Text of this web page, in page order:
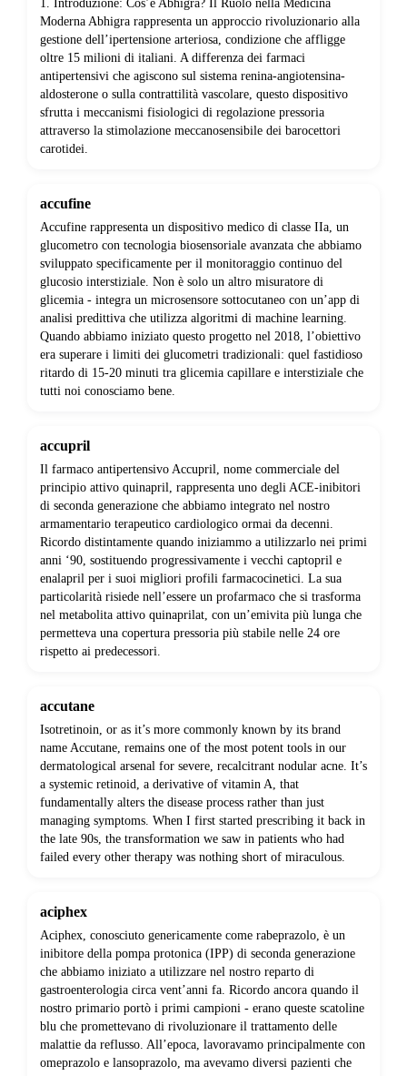
1. Introduzione: Cos’è Abhigra? Il Ruolo nella Medicina
Moderna Abhigra rappresenta un approccio rivoluzionario alla
gestione dell’ipertensione arteriosa, condizione che affligge
oltre 15 milioni di italiani. A differenza dei farmaci
antipertensivi che agiscono sul sistema renina-angiotensina-
aldosterone o sulla contrattilità vascolare, questo dispositivo
sfrutta i meccanismi fisiologici di regolazione pressoria
attraverso la stimolazione meccanosensibile dei barocettori
carotidei.
accufine
Accufine rappresenta un dispositivo medico di classe IIa, un
glucometro con tecnologia biosensoriale avanzata che abbiamo
sviluppato specificamente per il monitoraggio continuo del
glucosio interstiziale. Non è solo un altro misuratore di
glicemia - integra un microsensore sottocutaneo con un’app di
analisi predittiva che utilizza algoritmi di machine learning.
Quando abbiamo iniziato questo progetto nel 2018, l’obiettivo
era superare i limiti dei glucometri tradizionali: quel fastidioso
ritardo di 15-20 minuti tra glicemia capillare e interstiziale che
tutti noi conosciamo bene.
accupril
Il farmaco antipertensivo Accupril, nome commerciale del
principio attivo quinapril, rappresenta uno degli ACE-inibitori
di seconda generazione che abbiamo integrato nel nostro
armamentario terapeutico cardiologico ormai da decenni.
Ricordo distintamente quando iniziammo a utilizzarlo nei primi
anni ‘90, sostituendo progressivamente i vecchi captopril e
enalapril per i suoi migliori profili farmacocinetici. La sua
particolarità risiede nell’essere un profarmaco che si trasforma
nel metabolita attivo quinaprilat, con un’emivita più lunga che
permetteva una copertura pressoria più stabile nelle 24 ore
rispetto ai predecessori.
accutane
Isotretinoin, or as it’s more commonly known by its brand
name Accutane, remains one of the most potent tools in our
dermatological arsenal for severe, recalcitrant nodular acne. It’s
a systemic retinoid, a derivative of vitamin A, that
fundamentally alters the disease process rather than just
managing symptoms. When I first started prescribing it back in
the late 90s, the transformation we saw in patients who had
failed every other therapy was nothing short of miraculous.
aciphex
Aciphex, conosciuto genericamente come rabeprazolo, è un
inibitore della pompa protonica (IPP) di seconda generazione
che abbiamo iniziato a utilizzare nel nostro reparto di
gastroenterologia circa vent’anni fa. Ricordo ancora quando il
nostro primario portò i primi campioni - erano queste scatoline
blu che promettevano di rivoluzionare il trattamento delle
malattie da reflusso. All’epoca, lavoravamo principalmente con
omeprazolo e lansoprazolo, ma avevamo diversi pazienti che